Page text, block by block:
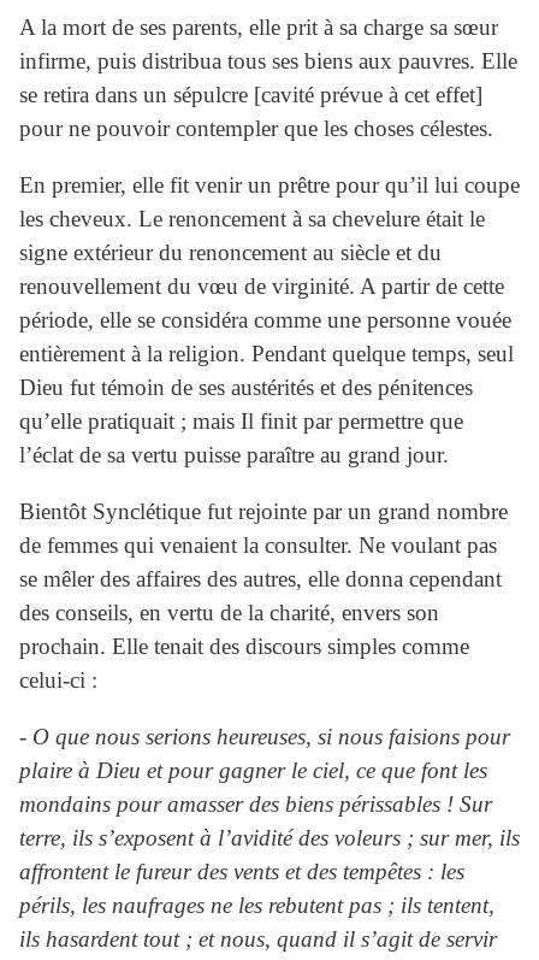
A la mort de ses parents, elle prit à sa charge sa sœur
infirme, puis distribua tous ses biens aux pauvres. Elle
se retira dans un sépulcre [cavité prévue à cet effet]
pour ne pouvoir contempler que les choses célestes.
En premier, elle fit venir un prêtre pour qu’il lui coupe
les cheveux. Le renoncement à sa chevelure était le
signe extérieur du renoncement au siècle et du
renouvellement du vœu de virginité. A partir de cette
période, elle se considéra comme une personne vouée
entièrement à la religion. Pendant quelque temps, seul
Dieu fut témoin de ses austérités et des pénitences
qu’elle pratiquait ; mais Il finit par permettre que
l’éclat de sa vertu puisse paraître au grand jour.
Bientôt Synclétique fut rejointe par un grand nombre
de femmes qui venaient la consulter. Ne voulant pas
se mêler des affaires des autres, elle donna cependant
des conseils, en vertu de la charité, envers son
prochain. Elle tenait des discours simples comme
celui-ci :
- O que nous serions heureuses, si nous faisions pour
plaire à Dieu et pour gagner le ciel, ce que font les
mondains pour amasser des biens périssables ! Sur
terre, ils s’exposent à l’avidité des voleurs ; sur mer, ils
affrontent le fureur des vents et des tempêtes : les
périls, les naufrages ne les rebutent pas ; ils tentent,
ils hasardent tout ; et nous, quand il s’agit de servir